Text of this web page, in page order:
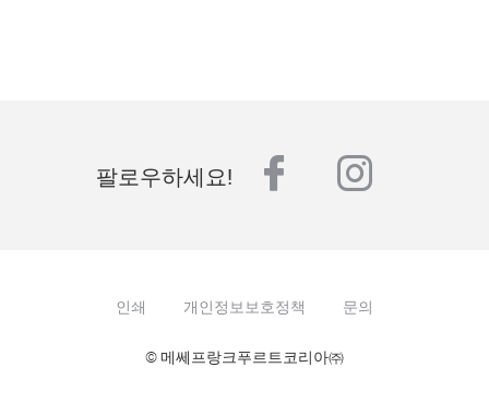
팔로우하세요! facebook
인쇄 개인정보보호정책 문의
© 메쎄프랑크푸르트코리아㈜